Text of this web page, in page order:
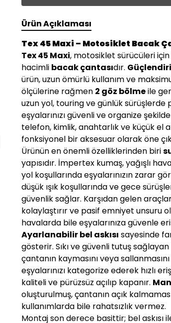
Ürün Açıklaması
Tex 45 Maxi – Motosiklet Bacak
Tex 45 Maxi, motosiklet sürücüleri
hacimli bacak çantasıdır.
ürün, uzun ömürlü kullanım ve
ölçülerine rağmen 2 göz bölmeile
uzun yol, touring ve günlük
eşyalarınızı güvenli ve organize
telefon, kimlik, anahtarlık ve küçük el
fonksiyonel bir aksesuar olarak öne
Ürünün en önemli özelliklerinden biri
yapısıdır. İmpertex kumaş, yağışlı
yol koşullarında eşyalarınızın zarar
düşük ışık koşullarında ve gece
güvenlik sağlar. Karşıdan gelen
kolaylaştırır ve pasif emniyet unsuru
havalarda bile eşyalarınıza güvenle
Ayarlanabilir bel askısı sayesinde
gösterir. Sıkı ve güvenli tutuş
çantanın kaymasını veya
eşyalarınızı kategorize ederek hızlı
kaliteli ve pürüzsüz açılıp kapanır.
oluşturulmuş, çantanın açık
kullanımlarda bile rahatsızlık vermez.
Montaj son derece basittir; bel